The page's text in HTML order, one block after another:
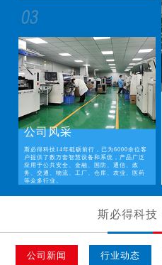
公司风采
斯必得科技14年砥砺前行，已为6000余位客
户提供了数万套智慧设备和系统，产品广泛
应用于公共安全、金融、国防、通信、政
务、交通、物流、工厂、仓库、农业、医药
等众多行业。
斯必得科技
公司新闻 行业动态